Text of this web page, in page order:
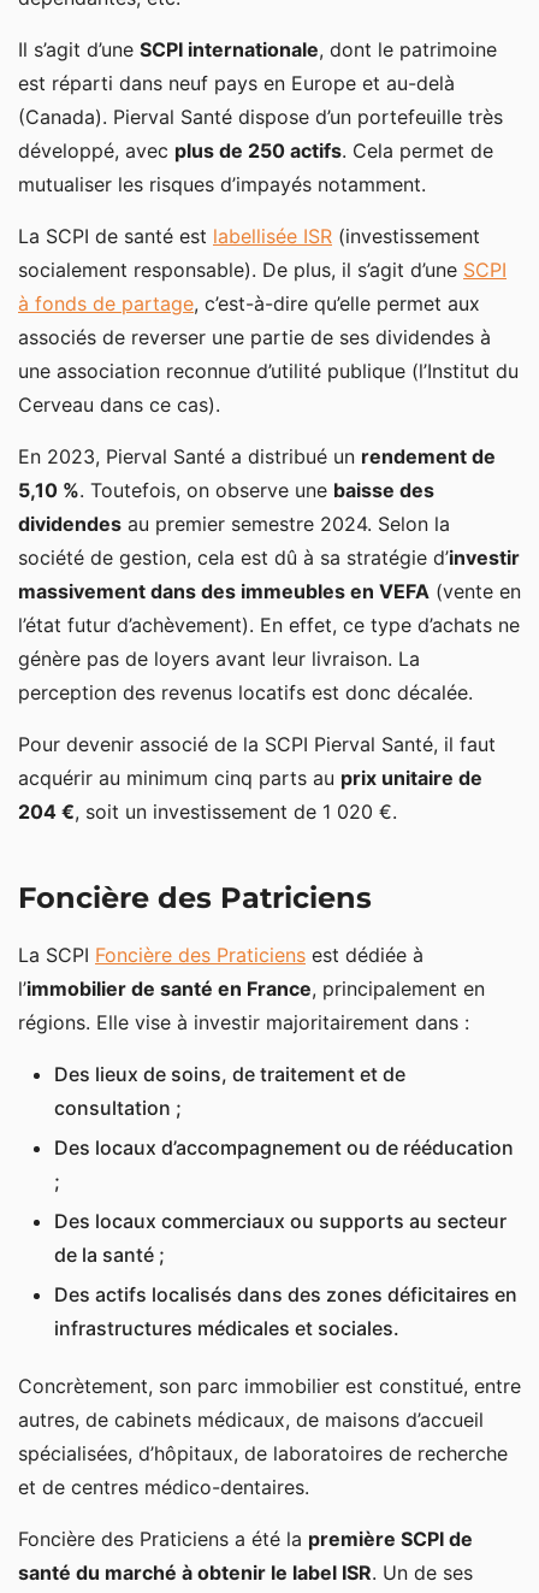
Il s’agit d’une SCPI internationale, dont le patrimoine
est réparti dans neuf pays en Europe et au-delà
(Canada). Pierval Santé dispose d’un portefeuille très
développé, avec plus de 250 actifs. Cela permet de
mutualiser les risques d’impayés notamment.
La SCPI de santé est labellisée ISR (investissement
socialement responsable). De plus, il s’agit d’une SCPI
à fonds de partage, c’est-à-dire qu’elle permet aux
associés de reverser une partie de ses dividendes à
une association reconnue d’utilité publique (l’Institut du
Cerveau dans ce cas).
En 2023, Pierval Santé a distribué un rendement de
5,10 %. Toutefois, on observe une baisse des
dividendes au premier semestre 2024. Selon la
société de gestion, cela est dû à sa stratégie d’investir
massivement dans des immeubles en VEFA (vente en
l’état futur d’achèvement). En effet, ce type d’achats ne
génère pas de loyers avant leur livraison. La
perception des revenus locatifs est donc décalée.
Pour devenir associé de la SCPI Pierval Santé, il faut
acquérir au minimum cinq parts au prix unitaire de
204 €, soit un investissement de 1 020 €.
Foncière des Patriciens
La SCPI Foncière des Praticiens est dédiée à
l’immobilier de santé en France, principalement en
régions. Elle vise à investir majoritairement dans :
Des lieux de soins, de traitement et de
consultation ;
Des locaux d’accompagnement ou de rééducation
;
Des locaux commerciaux ou supports au secteur
de la santé ;
Des actifs localisés dans des zones déficitaires en
infrastructures médicales et sociales.
Concrètement, son parc immobilier est constitué, entre
autres, de cabinets médicaux, de maisons d’accueil
spécialisées, d’hôpitaux, de laboratoires de recherche
et de centres médico-dentaires.
Foncière des Praticiens a été la première SCPI de
santé du marché à obtenir le label ISR. Un de ses